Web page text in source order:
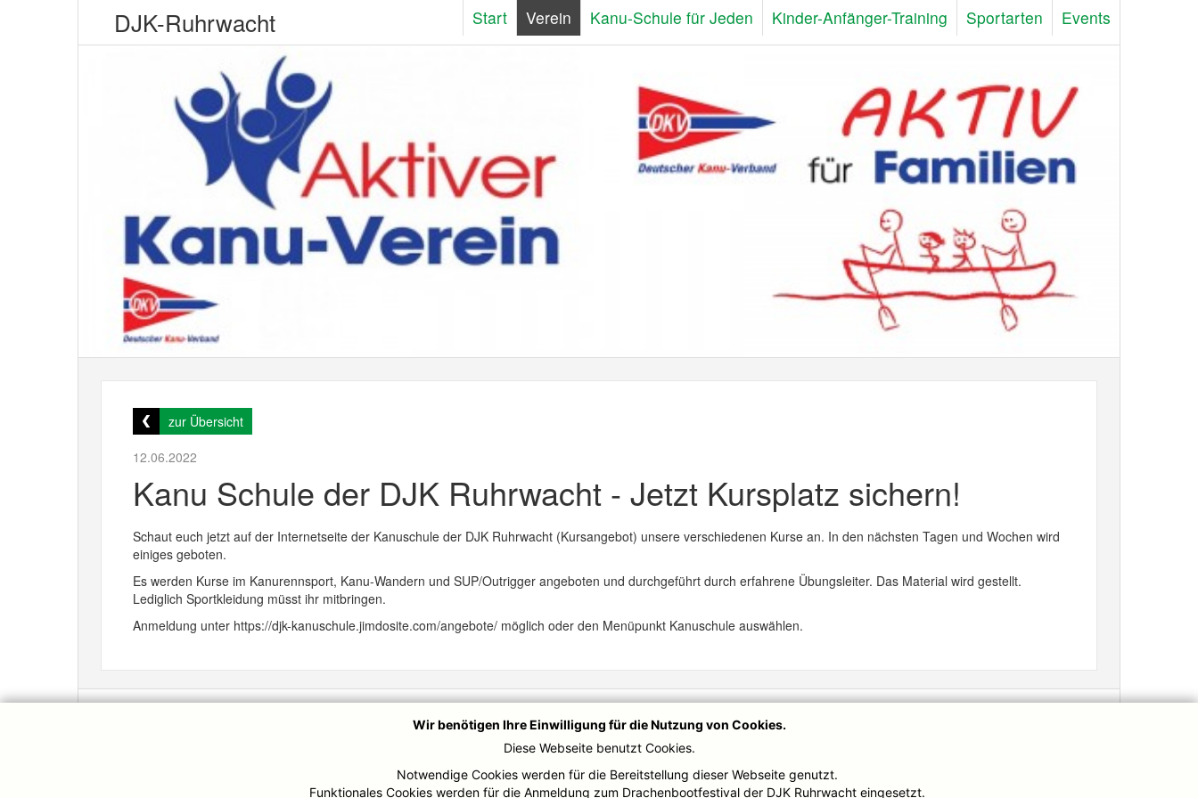
DJK-Ruhrwacht Start Verein Kanu-Schule für Jeden Kinder-Anfänger-Training Sportarten Events
zur Übersicht
12.06.2022
Kanu Schule der DJK Ruhrwacht - Jetzt Kursplatz sichern!
Schaut euch jetzt auf der Internetseite der Kanuschule der DJK Ruhrwacht (Kursangebot) unsere verschiedenen Kurse an. In den nächsten Tagen und Wochen wird
einiges geboten.
Es werden Kurse im Kanurennsport, Kanu-Wandern und SUP/Outrigger angeboten und durchgeführt durch erfahrene Übungsleiter. Das Material wird gestellt.
Lediglich Sportkleidung müsst ihr mitbringen.
Anmeldung unter https://djk-kanuschule.jimdosite.com/angebote/ möglich oder den Menüpunkt Kanuschule auswählen.
© DJK-Ruhrwacht 2026 Impressum
Wir benötigen Ihre Einwilligung für die Nutzung von Cookies.
Diese Webseite benutzt Cookies.
Notwendige Cookies werden für die Bereitstellung dieser Webseite genutzt.
Funktionales Cookies werden für die Anmeldung zum Drachenbootfestival der DJK Ruhrwacht eingesetzt.